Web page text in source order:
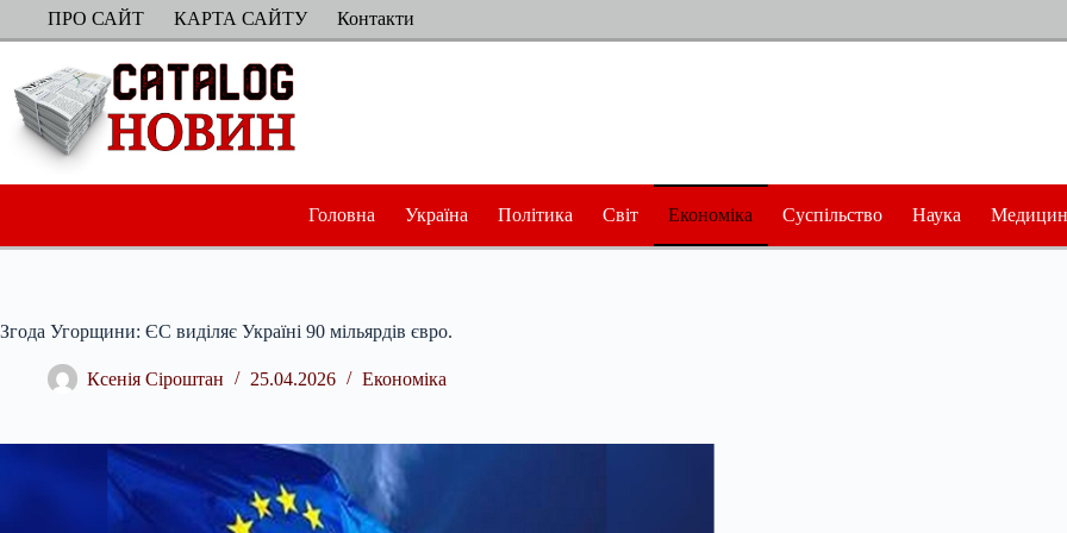
ПерейтиПРО САЙТ КАРТА САЙТУ Контакти
Головна Україна Політика Світ Економіка Суспільство Наука
Згода Угорщини: ЄС виділяє Україні 90 мільярдів євро.
Ксенія Сіроштан 25.04.2026 Економіка